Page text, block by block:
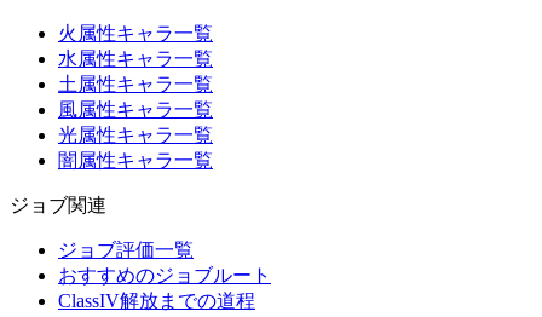
火属性キャラ一覧
水属性キャラ一覧
土属性キャラ一覧
風属性キャラ一覧
光属性キャラ一覧
闇属性キャラ一覧
ジョブ関連
ジョブ評価一覧
おすすめのジョブルート
ClassIV解放までの道程